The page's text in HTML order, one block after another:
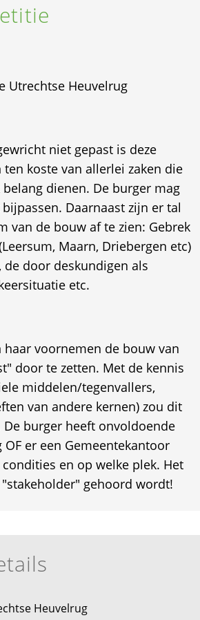
Utrechtse Heuvelrug
niet gepast is deze
koste van allerlei zaken die
dienen. De burger mag
Daarnaast zijn er tal
van de bouw af te zien: Gebrek
Maarn, Driebergen etc)
de door deskundigen als
etc.
haar voornemen de bouw van
door te zetten. Met de kennis
middelen/tegenvallers,
van andere kernen) zou dit
burger heeft onvoldoende
er een Gemeentekantoor
en op welke plek. Het
gehoord wordt!
Heuvelrug